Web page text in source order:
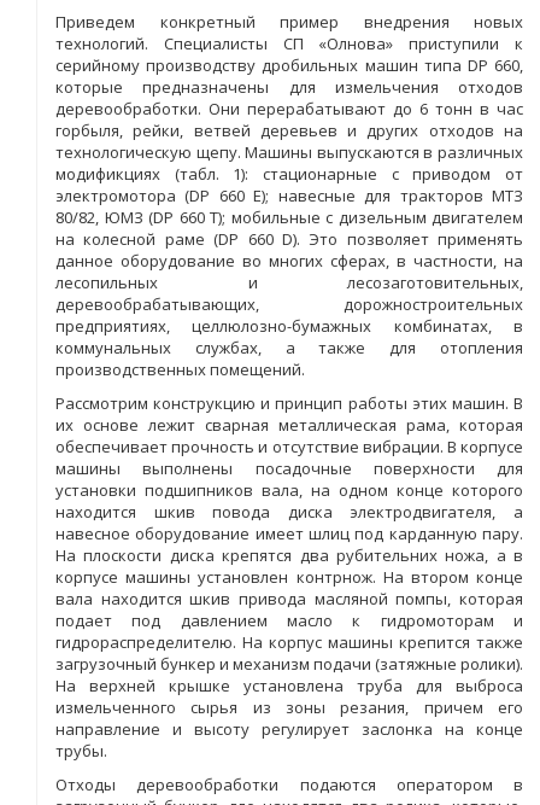
Приведем конкретный пример внедрения новых
технологий. Специалисты СП «Олнова» приступили к
серийному производству дробильных машин типа DP 660,
которые предназначены для измельчения отходов
деревообработки. Они перерабатывают до 6 тонн в час
горбыля, рейки, ветвей деревьев и других отходов на
технологическую щепу. Машины выпускаются в различных
модификциях (табл. 1): стационарные с приводом от
электромотора (DP 660 Е); навесные для тракторов МТЗ
80/82, ЮМЗ (DP 660 Т); мобильные с дизельным двигателем
на колесной раме (DP 660 D). Это позволяет применять
данное оборудование во многих сферах, в частности, на
лесопильных и лесозаготовительных,
деревообрабатывающих, дорожностроительных
предприятиях, целлюлозно-бумажных комбинатах, в
коммунальных службах, а также для отопления
производственных помещений.
Рассмотрим конструкцию и принцип работы этих машин. В
их основе лежит сварная металлическая рама, которая
обеспечивает прочность и отсутствие вибрации. В корпусе
машины выполнены посадочные поверхности для
установки подшипников вала, на одном конце которого
находится шкив повода диска электродвигателя, а
навесное оборудование имеет шлиц под карданную пару.
На плоскости диска крепятся два рубительних ножа, а в
корпусе машины установлен контрнож. На втором конце
вала находится шкив привода масляной помпы, которая
подает под давлением масло к гидромоторам и
гидрораспределителю. На корпус машины крепится также
загрузочный бункер и механизм подачи (затяжные ролики).
На верхней крышке установлена труба для выброса
измельченного сырья из зоны резания, причем его
направление и высоту регулирует заслонка на конце
трубы.
Отходы деревообработки подаются оператором в